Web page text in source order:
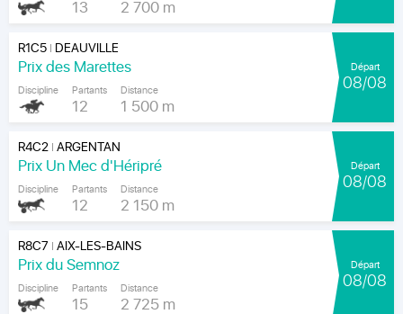
13 2 700 m
R1C5| DEAUVILLE
Prix des Marettes
Discipline Partants
12
Distance
1 500 m
Départ
08/08
R4C2|ARGENTAN
Prix Un Mec d'Héripré
Discipline Partants
12
Distance
2 150 m
Départ
08/08
R8C7 |AIX-LES-BAINS
Prix du Semnoz
Discipline Partants
15
Distance
2 725 m
Départ
08/08